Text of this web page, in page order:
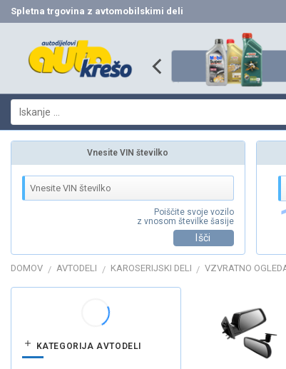
Skip
content
Spletna trgovina z avtomobilskimi deli
Išči:
Vnesite VIN številko
Poiščite svoje vozilo
z vnosom številke šasije
Išči
DOMOV / AVTODELI / KAROSERIJSKI DELI / VZVRATNO
KATEGORIJA AVTODELI